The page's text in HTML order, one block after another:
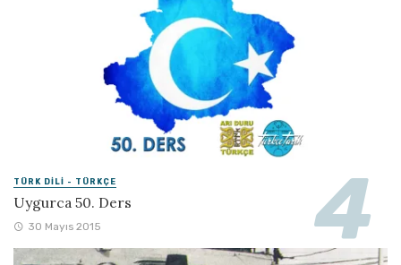
TÜRK DILI - TÜRKÇE
Uygurca 50. Ders
30 Mayıs 2015